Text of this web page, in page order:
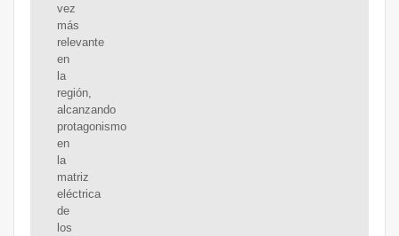
vez
más
relevante
en
la
región,
alcanzando
protagonismo
en
la
matriz
eléctrica
de
los